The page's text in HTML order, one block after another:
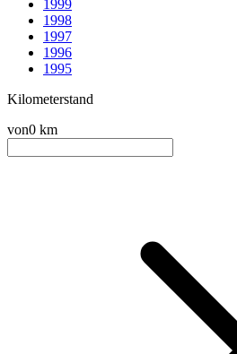
1999
1998
1997
1996
1995
Kilometerstand
von0 km